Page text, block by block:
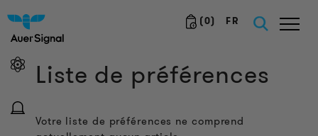
(0) FR
Liste de préférences
Votre liste de préférences ne comprend